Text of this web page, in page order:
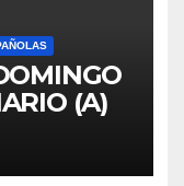
(A)